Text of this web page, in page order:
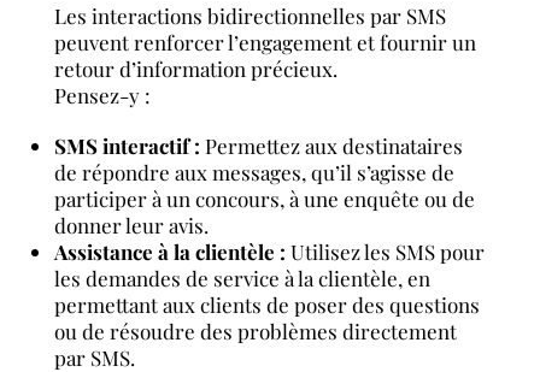
Les interactions bidirectionnelles par SMS
peuvent renforcer l’engagement et fournir un
retour d’information précieux.
Pensez-y :
SMS interactif : Permettez aux destinataires
de répondre aux messages, qu’il s’agisse de
participer à un concours, à une enquête ou de
donner leur avis.
Assistance à la clientèle : Utilisez les SMS pour
les demandes de service à la clientèle, en
permettant aux clients de poser des questions
ou de résoudre des problèmes directement
par SMS.